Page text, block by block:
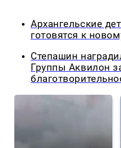
Архангельские
готовятся к
Степашин
Группы Аквилон